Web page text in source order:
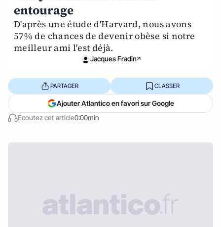
entourage
D'après une étude d'Harvard, nous avons
57% de chances de devenir obèse si notre
meilleur ami l'est déjà.
Jacques Fradin
Écoutez cet article0:00min
PARTAGER CLASSER
Ajouter Atlantico en favori sur Google